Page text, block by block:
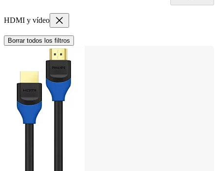
HDMI y vídeo
Borrar todos los filtros